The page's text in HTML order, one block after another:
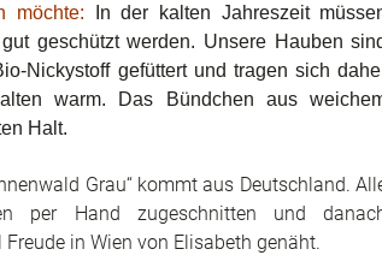
möchte: In der kalten Jahreszeit
geschützt werden. Unsere Hauben
Nickystoff gefüttert und tragen sich
warm. Das Bündchen aus
Halt.
Grau“ kommt aus Deutschland.
per Hand zugeschnitten und
in Wien von Elisabeth genäht.